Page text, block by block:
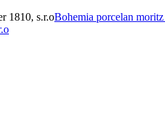
Bohemia porcelan